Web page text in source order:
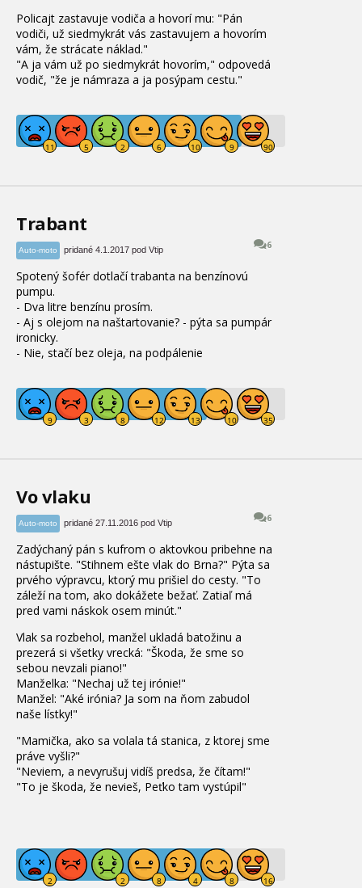
Policajt zastavuje vodiča a hovorí mu: "Pán
vodiči, už siedmykrát vás zastavujem a hovorím
vám, že strácate náklad."
"A ja vám už po siedmykrát hovorím," odpovedá
vodič, "že je námraza a ja posýpam cestu."
Trabant
6
Auto-moto pridané 4.1.2017 pod Vtip
Spotený šofér dotlačí trabanta na benzínovú
pumpu.
- Dva litre benzínu prosím.
- Aj s olejom na naštartovanie? - pýta sa pumpár
ironicky.
- Nie, stačí bez oleja, na podpálenie
Vo vlaku
6
Auto-moto pridané 27.11.2016 pod Vtip
Zadýchaný pán s kufrom o aktovkou pribehne na
nástupište. "Stihnem ešte vlak do Brna?" Pýta sa
prvého výpravcu, ktorý mu prišiel do cesty. "To
záležína tom, ako dokážete bežať. Zatiaľmá
pred vami náskok osem minút."
Vlak sa rozbehol, manžel ukladá batožinu a
prezerá si všetky vrecká: "Škoda, že sme so
sebou nevzali piano!"
Manželka: "Nechaj užtej irónie!"
Manžel: "Aké irónia? Ja som na ňom zabudol
naše lístky!"
"Mamička, ako sa volalatá stanica, z ktorej sme
práve vyšli?"
"Neviem, a nevyrušuj vidíš predsa, že čítam!"
"To je škoda, že nevieš, Peťkotam vystúpil"